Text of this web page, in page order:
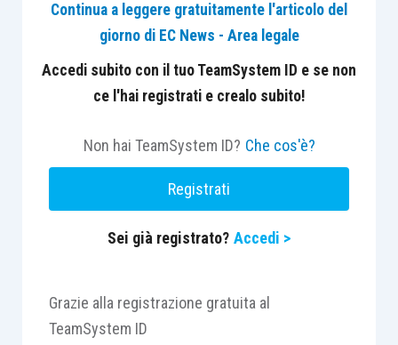
della crisi, procedura che mantiene la sua autonomia
rispetto alla disposta Ispezione, alla luce della
natura dell’istituto, della nomina di un Esperto terzo
ed imparziale e delle misure ivi previste”.
Riferimenti normativi:Art. 2409 cc; art. 2396
quarter cc; art. 4 CCII; art. 16 CCII; art. 17 CCII; art.
21 CCII; art. 22 CCII e art. 25 bis CCII.
Con ricorso ex art. 2409 cc il Collegio Sindacale
chiedeva l’accertamento delle denunziate
Continua a leggere gratuitamente l'articolo del
giorno di EC News - Area legale
Accedi subito con il tuo TeamSystem ID e se non
ce l'hai registrati e crealo subito!
Non hai TeamSystem ID? Che cos'è?
Registrati
Sei già registrato? Accedi >
Grazie alla registrazione gratuita al
TeamSystem ID